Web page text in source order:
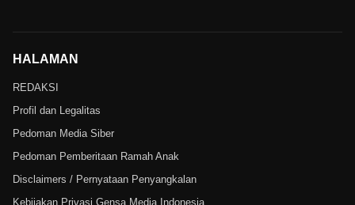
HALAMAN
REDAKSI
Profil dan Legalitas
Pedoman Media Siber
Pedoman Pemberitaan Ramah Anak
Disclaimers / Pernyataan Penyangkalan
Kebijakan Privasi Gensa Media Indonesia